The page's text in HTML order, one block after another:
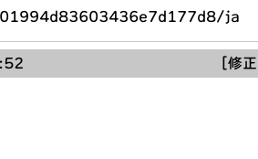
ja
[修正]